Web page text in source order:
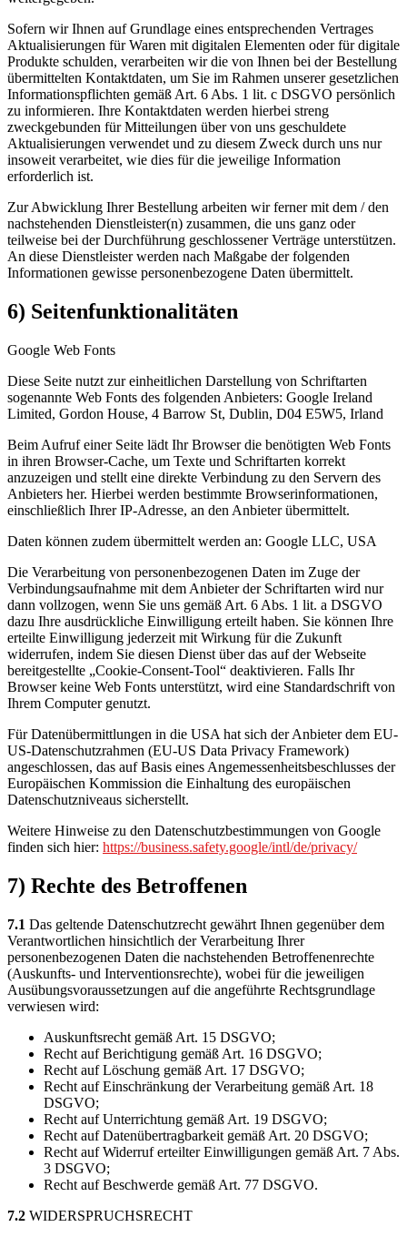
Sofern wir Ihnen auf Grundlage eines entsprechenden Vertrages
Aktualisierungen für Waren mit digitalen Elementen oder für digitale
Produkte schulden, verarbeiten wir die von Ihnen bei der Bestellung
übermittelten Kontaktdaten, um Sie im Rahmen unserer gesetzlichen
Informationspflichten gemäß Art. 6 Abs. 1 lit. c DSGVO persönlich
zu informieren. Ihre Kontaktdaten werden hierbei streng
zweckgebunden für Mitteilungen über von uns geschuldete
Aktualisierungen verwendet und zu diesem Zweck durch uns nur
insoweit verarbeitet, wie dies für die jeweilige Information
erforderlich ist.
Zur Abwicklung Ihrer Bestellung arbeiten wir ferner mit dem / den
nachstehenden Dienstleister(n) zusammen, die uns ganz oder
teilweise bei der Durchführung geschlossener Verträge unterstützen.
An diese Dienstleister werden nach Maßgabe der folgenden
Informationen gewisse personenbezogene Daten übermittelt.
6) Seitenfunktionalitäten
Google Web Fonts
Diese Seite nutzt zur einheitlichen Darstellung von Schriftarten
sogenannte Web Fonts des folgenden Anbieters: Google Ireland
Limited, Gordon House, 4 Barrow St, Dublin, D04 E5W5, Irland
Beim Aufruf einer Seite lädt Ihr Browser die benötigten Web Fonts
in ihren Browser-Cache, um Texte und Schriftarten korrekt
anzuzeigen und stellt eine direkte Verbindung zu den Servern des
Anbieters her. Hierbei werden bestimmte Browserinformationen,
einschließlich Ihrer IP-Adresse, an den Anbieter übermittelt.
Daten können zudem übermittelt werden an: Google LLC, USA
Die Verarbeitung von personenbezogenen Daten im Zuge der
Verbindungsaufnahme mit dem Anbieter der Schriftarten wird nur
dann vollzogen, wenn Sie uns gemäß Art. 6 Abs. 1 lit. a DSGVO
dazu Ihre ausdrückliche Einwilligung erteilt haben. Sie können Ihre
erteilte Einwilligung jederzeit mit Wirkung für die Zukunft
widerrufen, indem Sie diesen Dienst über das auf der Webseite
bereitgestellte „Cookie-Consent-Tool“ deaktivieren. Falls Ihr
Browser keine Web Fonts unterstützt, wird eine Standardschrift von
Ihrem Computer genutzt.
Für Datenübermittlungen in die USA hat sich der Anbieter dem EU-
US-Datenschutzrahmen (EU-US Data Privacy Framework)
angeschlossen, das auf Basis eines Angemessenheitsbeschlusses der
Europäischen Kommission die Einhaltung des europäischen
Datenschutzniveaus sicherstellt.
Weitere Hinweise zu den Datenschutzbestimmungen von Google
finden sich hier: https://business.safety.google/intl/de/privacy/
7) Rechte des Betroffenen
7.1 Das geltende Datenschutzrecht gewährt Ihnen gegenüber dem
Verantwortlichen hinsichtlich der Verarbeitung Ihrer
personenbezogenen Daten die nachstehenden Betroffenenrechte
(Auskunfts- und Interventionsrechte), wobei für die jeweiligen
Ausübungsvoraussetzungen auf die angeführte Rechtsgrundlage
verwiesen wird:
Auskunftsrecht gemäß Art. 15 DSGVO;
Recht auf Berichtigung gemäß Art. 16 DSGVO;
Recht auf Löschung gemäß Art. 17 DSGVO;
Recht auf Einschränkung der Verarbeitung gemäß Art. 18
DSGVO;
Recht auf Unterrichtung gemäß Art. 19 DSGVO;
Recht auf Datenübertragbarkeit gemäß Art. 20 DSGVO;
Recht auf Widerruf erteilter Einwilligungen gemäß Art. 7 Abs.
3 DSGVO;
Recht auf Beschwerde gemäß Art. 77 DSGVO.
7.2 WIDERSPRUCHSRECHT